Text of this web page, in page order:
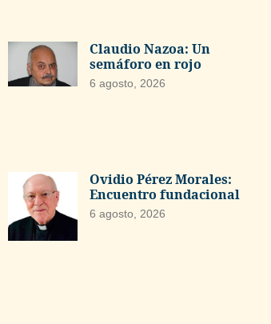
Claudio Nazoa: Un
semáforo en rojo
6 agosto, 2026
Ovidio Pérez Morales:
Encuentro fundacional
6 agosto, 2026